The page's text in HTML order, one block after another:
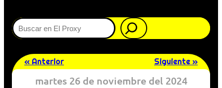
Buscar
« Anterior Siguiente »
martes 26 de noviembre del 2024